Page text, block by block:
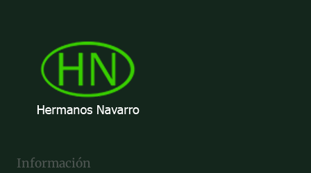
Información